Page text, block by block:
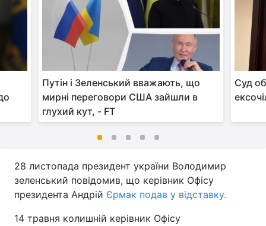
Путін і Зеленський вважають, що
мирні переговори США зайшли в
глухий кут, - FT
Суд
28 листопада президент україни Володимир
зеленський повідомив, що керівник Офісу
президента Андрій Єрмак подав у відставку.
14 травня колишній керівник Офісу